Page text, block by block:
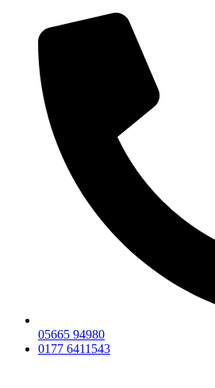
05665 94980
0177 6411543